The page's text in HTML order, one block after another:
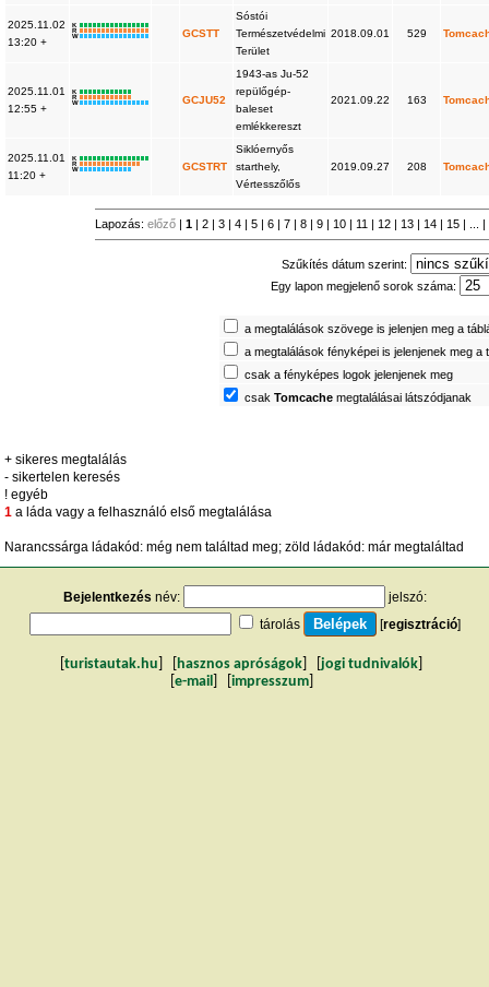
2025.11.02
13:20 +
K
R
W
GCSTT
Sóstói
Természetvédelmi
Terület
2018.09.01 529
2025.11.01
12:55 +
K
R
W
GCJU52
1943-as Ju-52
repülőgép-
baleset
emlékkereszt
2021.09.22 163
2025.11.01
11:20 +
K
R
W
GCSTRT
Siklóernyős
starthely,
Vértesszőlős
2019.09.27 208
Lapozás:előző |1 | 2 | 3 | 4 | 5 | 6 | 7 | 8 | 9 | 10 | 11 | 12 | 13 | 14 | 15 | ... |
Szűkítés dátum szerint:
Egy lapon megjelenő sorok száma:
a megtalálások szövege is jelenjen meg a
a megtalálások fényképei is jelenjenek meg a
csak a fényképes logok jelenjenek meg
csakTomcache megtalálásai látszódjanak
+ sikeres megtalálás
- sikertelen keresés
! egyéb
1 a láda vagy a felhasználó első megtalálása
Narancssárga ládakód: még nem találtad meg; zöld ládakód: már megtaláltad
Bejelentkezés név:
jelszó:
tárolás
[regisztráció]
turistautak.hu hasznos apróságok jogi tudnivalók
e-mail impresszum]